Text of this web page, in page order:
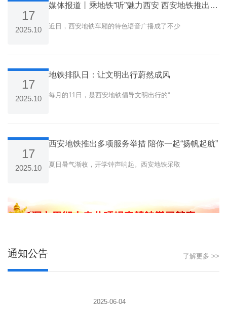
17
2025.10
媒体报道丨乘地铁“听”魅力西安 西安地铁推出特色语音广播
近日，西安地铁车厢的特色语音广播成了不少
17
2025.10
地铁排队日：让文明出行蔚然成风
每月的11日，是西安地铁倡导文明出行的“
17
2025.10
西安地铁推出多项服务举措 陪你一起“扬帆起航”
夏日暑气渐收，开学钟声响起。西安地铁采取
通知公告 了解更多 >>
2025-06-04